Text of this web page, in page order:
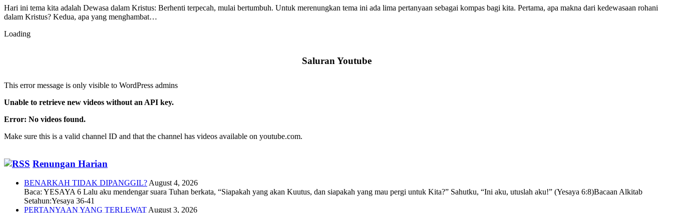
Hari ini tema kita adalah Dewasa dalam Kristus: Berhenti terpecah, mulai bertumbuh. Untuk merenungkan tema ini ada lima pertanyaan sebagai kompas bagi kita. Pertama, apa makna dari kedewasaan rohani
dalam Kristus? Kedua, apa yang menghambat…
Loading
Saluran Youtube
This error message is only visible to WordPress admins
Unable to retrieve new videos without an API key.
Error: No videos found.
Make sure this is a valid channel ID and that the channel has videos available on youtube.com.
Renungan Harian
BENARKAH TIDAK DIPANGGIL? August 4, 2026
Baca: YESAYA 6 Lalu aku mendengar suara Tuhan berkata, “Siapakah yang akan Kuutus, dan siapakah yang mau pergi untuk Kita?” Sahutku, “Ini aku, utuslah aku!” (Yesaya 6:8)Bacaan Alkitab
Setahun:Yesaya 36-41
PERTANYAAN YANG TERLEWAT August 3, 2026